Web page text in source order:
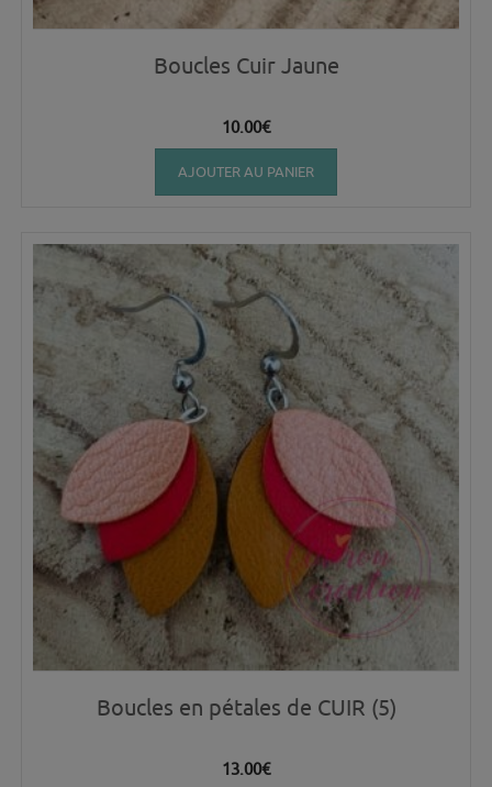
Boucles Cuir Jaune
10.00€
AJOUTER AU PANIER
Boucles en pétales de CUIR (5)
13.00€